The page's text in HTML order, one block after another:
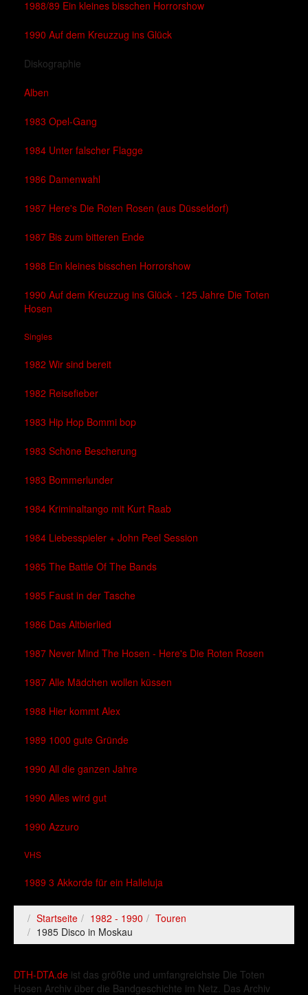
1988/89 Ein kleines bisschen Horrorshow
1990 Auf dem Kreuzzug ins Glück
Diskographie
Alben
1983 Opel-Gang
1984 Unter falscher Flagge
1986 Damenwahl
1987 Here's Die Roten Rosen (aus Düsseldorf)
1987 Bis zum bitteren Ende
1988 Ein kleines bisschen Horrorshow
1990 Auf dem Kreuzzug ins Glück - 125 Jahre Die Toten
Hosen
Singles
1982 Wir sind bereit
1982 Reisefieber
1983 Hip Hop Bommi bop
1983 Schöne Bescherung
1983 Bommerlunder
1984 Kriminaltango mit Kurt Raab
1984 Liebesspieler + John Peel Session
1985 The Battle Of The Bands
1985 Faust in der Tasche
1986 Das Altbierlied
1987 Never Mind The Hosen - Here's Die Roten Rosen
1987 Alle Mädchen wollen küssen
1988 Hier kommt Alex
1989 1000 gute Gründe
1990 All die ganzen Jahre
1990 Alles wird gut
1990 Azzuro
VHS
1989 3 Akkorde für ein Halleluja
Startseite 1982 - 1990
Touren
1985 Disco in Moskau
DTH-DTA.de ist das größte und umfangreichste Die Toten
Hosen Archiv über die Bandgeschichte im Netz. Das Archiv